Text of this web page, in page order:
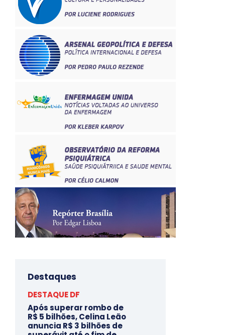
Destaques
DESTAQUE DF
Após superar rombo de
R$ 5 bilhões, Celina Leão
anuncia R$ 3 bilhões de